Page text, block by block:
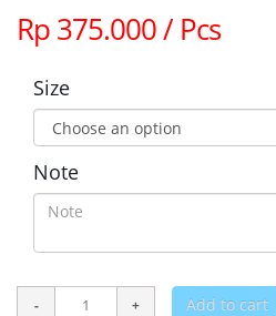
Rp 375.000 / Pcs
Size
Note
Add to cart